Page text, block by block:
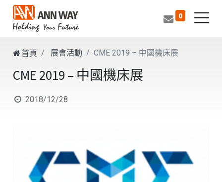
0
首頁 展會活動 CME 2019 – 中國機床展
CME 2019 – 中國機床展
2018/12/28